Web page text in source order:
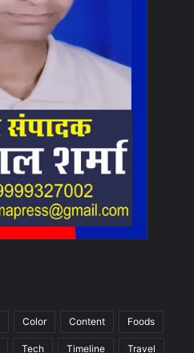
Color Content Foods
Tech Timeline Travel